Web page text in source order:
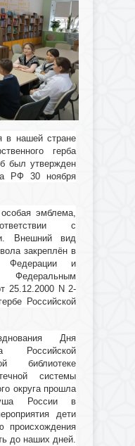
в нашей стране
герба
был утвержден
РФ 30 ноября
эмблема,
с
Внешний вид
закреплён в
Федерации и
25.12.2000 N 2-
Российской
Дня
Российской
библиотеке
системы
округа прошла
России в
дети
происхождения
до наших дней.